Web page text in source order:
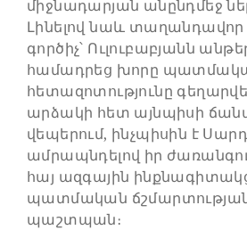
միջնադարյան անընդմեջ
Լինելով նաև
գործիչ՝ Ուլուբաբյանն
համադրեց խորը
հետազոտությունը
արձակի հետ այնպիսի
վեպերում, ինչպիսին է
ամրապնդելով իր
հայ ազգային
պատմական
պաշտպան։